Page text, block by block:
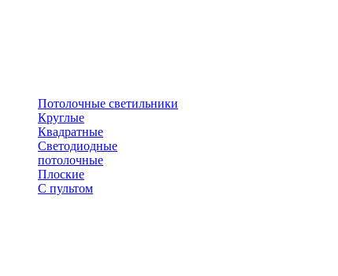
Потолочные светильники
Круглые
Квадратные
Светодиодные
потолочные
Плоские
С пультом